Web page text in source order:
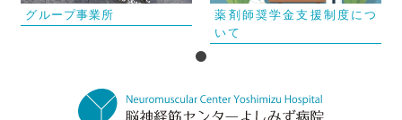
グループ事業所
薬剤師奨学金支援制度につ
いて